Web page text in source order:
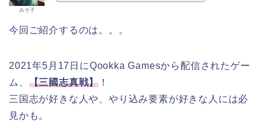
みそ子
今回ご紹介するのは。。。
2021年5月17日にQookka Gamesから配信されたゲー
ム、 【三國志真戦】 ！
三国志が好きな人や、やり込み要素が好きな人には必
見かも。